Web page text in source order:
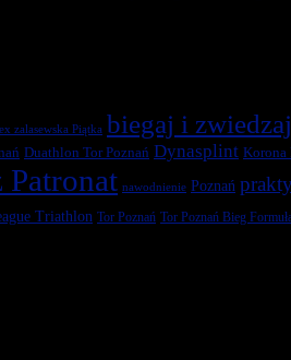
zalasewska Piątka biegaj i zwiedzaj
Duathlon Tor Poznań Dynasplint Korona
Patronat nawodnienie Poznań
Triathlon Tor Poznań Tor Poznań Bieg